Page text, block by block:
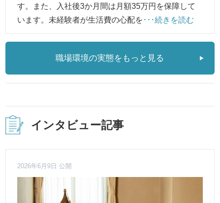
す。また、入社後3か月間は月額35万円を保障して
います。未経験者が生活費の心配を ･･･続きを読む
職場環境の実態をもっと見る
インタビュー記事
2026年6月9日 公開